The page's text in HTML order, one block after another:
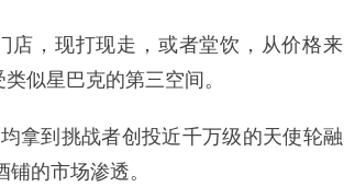
店，现打现走，或者堂饮，从价格来
似星巴克的第三空间。
拿到挑战者创投近千万级的天使轮融
的市场渗透。